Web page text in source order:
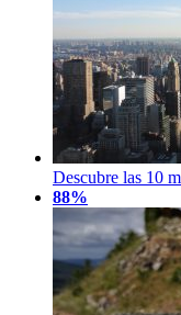
Descubre las 10
88%